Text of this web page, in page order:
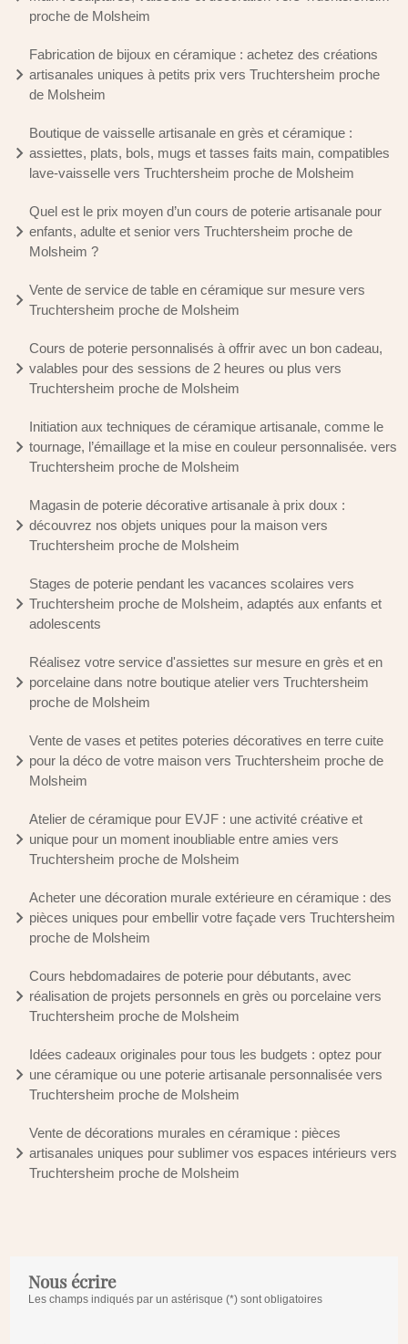
proche de Molsheim
Fabrication de bijoux en céramique : achetez des créations
artisanales uniques à petits prix vers Truchtersheim proche
de Molsheim
Boutique de vaisselle artisanale en grès et céramique :
assiettes, plats, bols, mugs et tasses faits main, compatibles
lave-vaisselle vers Truchtersheim proche de Molsheim
Quel est le prix moyen d’un cours de poterie artisanale pour
enfants, adulte et senior vers Truchtersheim proche de
Molsheim ?
Vente de service de table en céramique sur mesure vers
Truchtersheim proche de Molsheim
Cours de poterie personnalisés à offrir avec un bon cadeau,
valables pour des sessions de 2 heures ou plus vers
Truchtersheim proche de Molsheim
Initiation aux techniques de céramique artisanale, comme le
tournage, l’émaillage et la mise en couleur personnalisée. vers
Truchtersheim proche de Molsheim
Magasin de poterie décorative artisanale à prix doux :
découvrez nos objets uniques pour la maison vers
Truchtersheim proche de Molsheim
Stages de poterie pendant les vacances scolaires vers
Truchtersheim proche de Molsheim, adaptés aux enfants et
adolescents
Réalisez votre service d'assiettes sur mesure en grès et en
porcelaine dans notre boutique atelier vers Truchtersheim
proche de Molsheim
Vente de vases et petites poteries décoratives en terre cuite
pour la déco de votre maison vers Truchtersheim proche de
Molsheim
Atelier de céramique pour EVJF : une activité créative et
unique pour un moment inoubliable entre amies vers
Truchtersheim proche de Molsheim
Acheter une décoration murale extérieure en céramique : des
pièces uniques pour embellir votre façade vers Truchtersheim
proche de Molsheim
Cours hebdomadaires de poterie pour débutants, avec
réalisation de projets personnels en grès ou porcelaine vers
Truchtersheim proche de Molsheim
Idées cadeaux originales pour tous les budgets : optez pour
une céramique ou une poterie artisanale personnalisée vers
Truchtersheim proche de Molsheim
Vente de décorations murales en céramique : pièces
artisanales uniques pour sublimer vos espaces intérieurs vers
Truchtersheim proche de Molsheim
Nous écrire
Les champs indiqués par un astérisque (*) sont obligatoires